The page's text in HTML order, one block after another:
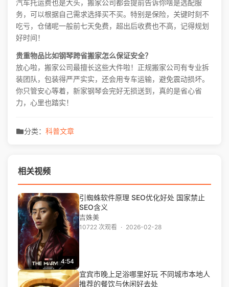
汽车托运费也是大头，搬家公司都会提前告诉你啥是选配服
务，可以根据自己需求选择买不买。特别是保险，关键时刻不
吃亏，仓储呢一般前七天免费，超出后收费也不高，记得规划
好时间！
贵重物品比如钢琴跨省搬家怎么保证安全？
放心啦，搬家公司最擅长这些大件啦！正规搬家公司有专业拆
装团队，包装得严严实实，还会用专车运输，避免震动损坏。
你只管安心等着，新家钢琴会完好无损送到，真的是省心省
力，心里也踏实！
分类： 科普文章
相关视频
4:54
引蜘蛛软件原理 SEO优化好处 国家禁止
SEO含义
吉姝美
10722 次观看 · 2026-02-28
宜宾市晚上足浴哪里好玩 不同城市本地人
推荐的餐饮与休闲好去处